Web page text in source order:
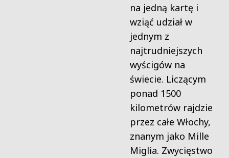
na jedną kartę i
wziąć udział w
jednym z
najtrudniejszych
wyścigów na
świecie. Liczącym
ponad 1500
kilometrów rajdzie
przez całe Włochy,
znanym jako Mille
Miglia. Zwycięstwo